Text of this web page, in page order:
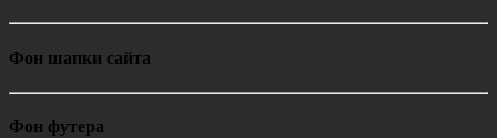
Фон шапки сайта
Фон футера